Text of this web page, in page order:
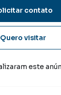
contato
Quero visitar
este